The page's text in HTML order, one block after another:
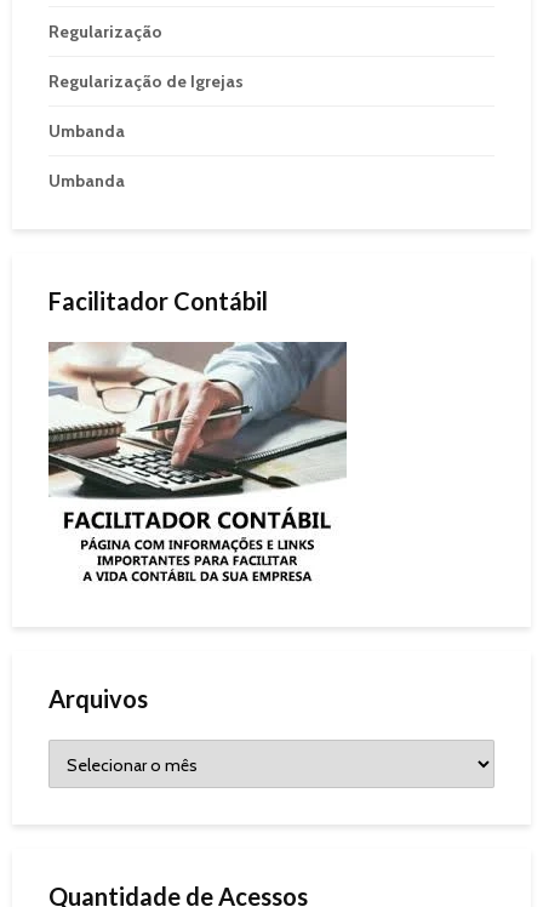
Regularização
Regularização de Igrejas
Umbanda
Umbanda
Facilitador Contábil
Arquivos
Quantidade de Acessos